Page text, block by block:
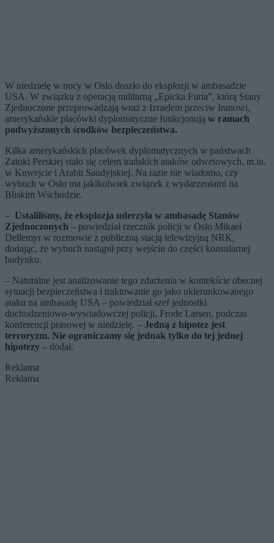
W niedzielę w nocy w Oslo doszło do eksplozji w ambasadzie
USA. W związku z operacją militarną „Epicka Furia”, którą Stany
Zjednoczone przeprowadzają wraz z Izraelem przeciw Iranowi,
amerykańskie placówki dyplomatyczne funkcjonują w ramach
podwyższonych środków bezpieczeństwa.
Kilka amerykańskich placówek dyplomatycznych w państwach
Zatoki Perskiej stało się celem irańskich ataków odwetowych, m.in.
w Kuwejcie i Arabii Saudyjskiej. Na razie nie wiadomo, czy
wybuch w Oslo ma jakikolwiek związek z wydarzeniami na
Bliskim Wschodzie.
– Ustaliliśmy, że eksplozja uderzyła w ambasadę Stanów
Zjednoczonych – powiedział rzecznik policji w Oslo Mikael
Dellemyr w rozmowie z publiczną stacją telewizyjną NRK,
dodając, że wybuch nastąpił przy wejściu do części konsularnej
budynku.
– Naturalne jest analizowanie tego zdarzenia w kontekście obecnej
sytuacji bezpieczeństwa i traktowanie go jako ukierunkowanego
ataku na ambasadę USA – powiedział szef jednostki
dochodzeniowo-wywiadowczej policji, Frode Larsen, podczas
konferencji prasowej w niedzielę. – Jedną z hipotez jest
terroryzm. Nie ograniczamy się jednak tylko do tej jednej
hipotezy – dodał.
Reklama
Reklama